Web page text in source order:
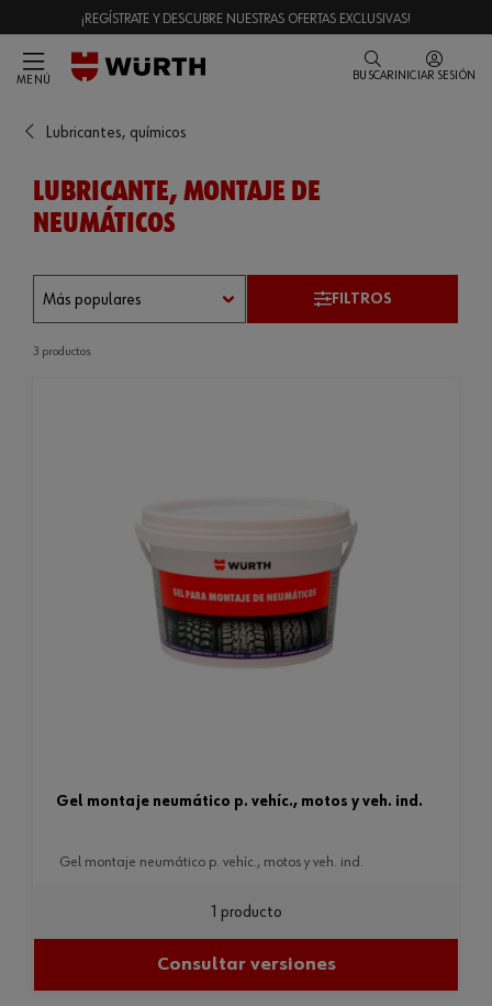
¡REGÍSTRATE Y DESCUBRE NUESTRAS OFERTAS EXCLUSIVAS!
MENÚ BUSCAR INICIAR SESIÓN
Lubricantes, químicos
LUBRICANTE, MONTAJE DE
NEUMÁTICOS
FILTROS
3 productos
gel montaje neumático p. vehíc., motos y veh. ind.
gel montaje neumático p. vehíc., motos y veh. ind.
1 producto
Consultar versiones